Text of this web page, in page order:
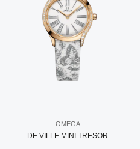
OMEGA
DE VILLE MINI TRÉSOR